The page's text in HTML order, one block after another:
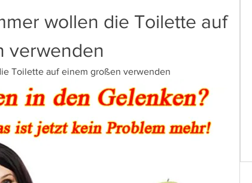
wollen die Toilette auf
verwenden
Toilette auf einem großen verwenden